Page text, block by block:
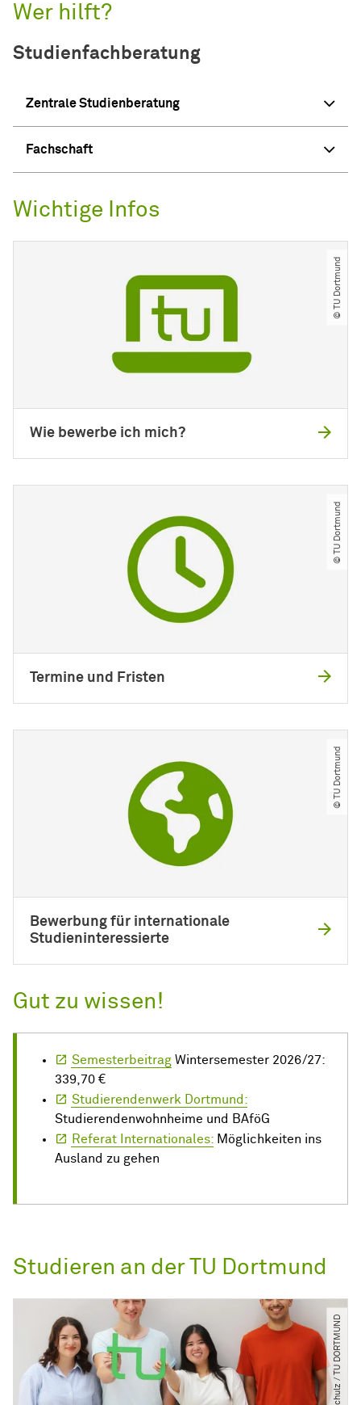
Wer hilft?
Studienfachberatung
Zentrale Studienberatung
Fachschaft
Wichtige Infos
© TU Dortmund
Wie bewerbe ich mich?
© TU Dortmund
Termine und Fristen
© TU Dortmund
Bewerbung für internationale
Studieninteressierte
Gut zu wissen!
Semesterbeitrag Wintersemester 2026/27:
339,70 €
Studierendenwerk Dortmund:
Studierendenwohnheime und BAföG
Referat Internationales: Möglichkeiten ins
Ausland zu gehen
Studieren an der TU Dortmund
© C. Schulz ​/​ TU DORTMUND